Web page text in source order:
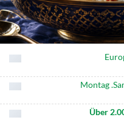
Montag
Über